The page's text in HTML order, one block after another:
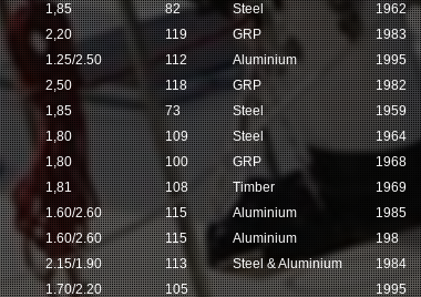
1,85 82 Steel
1962
2,20 119 GRP 1983
1.25/2.50 112 Aluminium 1995
2,50 118 GRP 1982
1,85 73 Steel 1959
1,80 109 Steel
1964
1,80 100 GRP 1968
1,81 108 Timber
1969
1.60/2.60 115 Aluminium
1985
1.60/2.60 115 Aluminium 198
2.15/1.90 113 Steel & Aluminium 1984
1.70/2.20 105 1995